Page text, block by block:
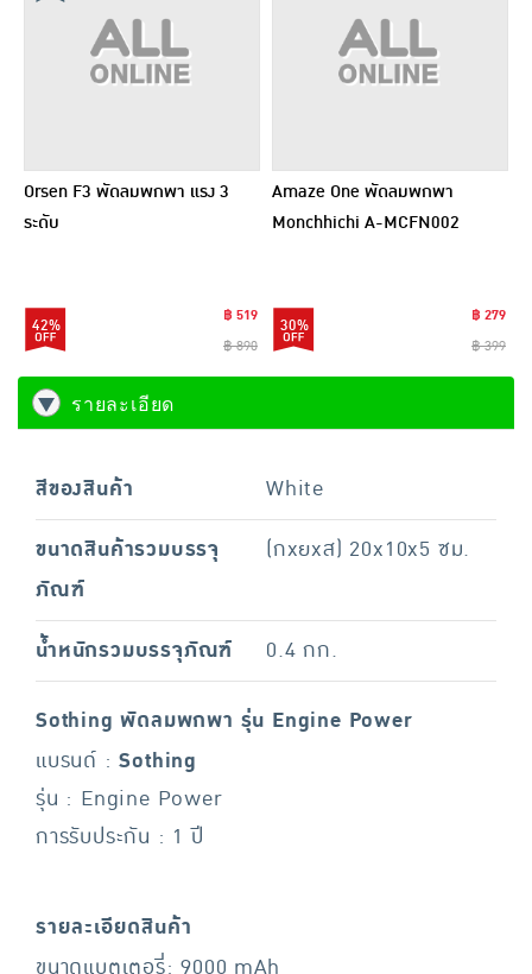
Orsen F3 พัดลมพกพา แรง 3
ระดับ
42%
฿ 519
฿ 890
Amaze One พัดลมพกพา
Monchhichi A-MCFN002
30%
฿ 279
฿ 399
รายละเอียด
สีของสินค้า
White
ขนาดสินค้ารวมบรรจุ
ภัณฑ์
(กxยxส) 20x10x5 ซม.
น้ำหนักรวมบรรจุภัณฑ์ 0.4 กก.
Sothing พัดลมพกพา รุ่น Engine Power
แบรนด์ :Sothing
รุ่น : Engine Power
การรับประกัน : 1 ปี
รายละเอียดสินค้า